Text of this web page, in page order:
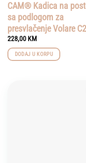
CAM® Kadica na
sa podlogom za
presvlačenje Volare
228,00 KM
DODAJ U KORPU